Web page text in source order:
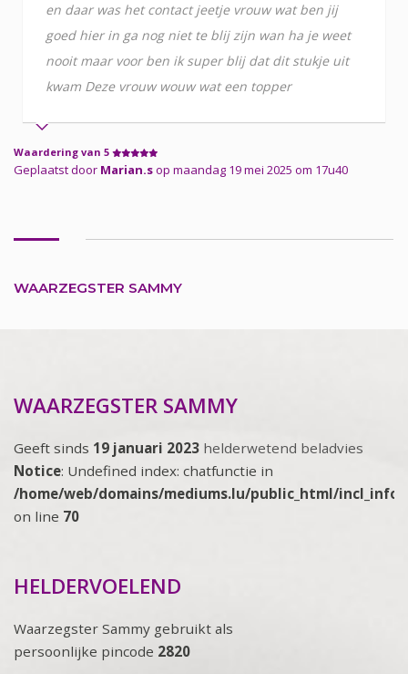
en daar was het contact jeetje vrouw wat ben jij
goed hier in ga nog niet te blij zijn wan ha je weet
nooit maar voor ben ik super blij dat dit stukje uit
kwam Deze vrouw wouw wat een topper
Waardering van 5
Geplaatst door Marian.sop maandag 19 mei 2025 om 17u40
WAARZEGSTER SAMMY
WAARZEGSTER SAMMY
Geeft sinds 19 januari 2023 helderwetend beladvies
Notice: Undefined index: chatfunctie in
/home/web/domains/mediums.lu/public_html/
on line 70
HELDERVOELEND
Waarzegster Sammy gebruikt als
persoonlijke pincode 2820